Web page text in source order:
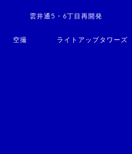
雲井通5・6丁目再開発
空撮 ライトアップタワーズ